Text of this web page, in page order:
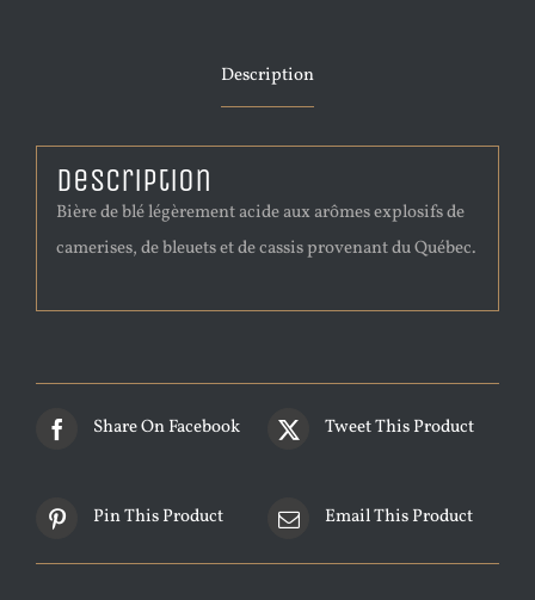
Description
Description
Bière de blé légèrement acide aux arômes explosifs de
camerises, de bleuets et de cassis provenant du Québec.
Share On Facebook Tweet This Product
Pin This Product Email This Product